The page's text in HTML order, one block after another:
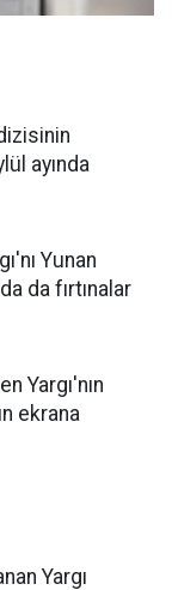
ayında
Yunan
da fırtınalar
Yargı'nın
ekrana
Yargı